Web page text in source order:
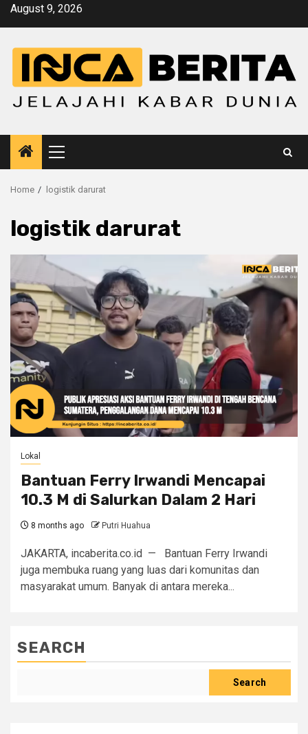
SkipAugust 9, 2026
Primary
Menu
Home logistik darurat
logistik darurat
Lokal
Bantuan Ferry Irwandi Mencapai
10.3 M di Salurkan Dalam 2 Hari
8 months ago Putri Huahua
JAKARTA, incaberita.co.id — Bantuan Ferry Irwandi
juga membuka ruang yang luas dari komunitas dan
masyarakat umum. Banyak di antara mereka...
SEARCH
Search